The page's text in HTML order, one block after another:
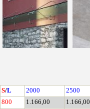
S/L 2000 2500
800
1.166,00 1.166,00